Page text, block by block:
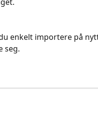
enkelt importere på
seg.